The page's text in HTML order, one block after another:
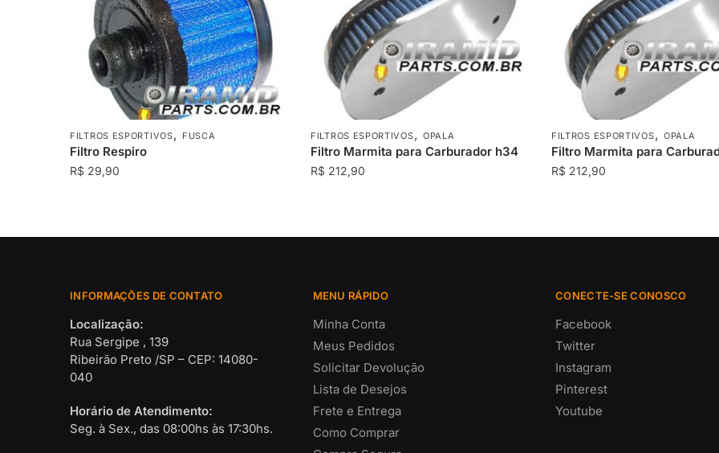
FILTROS ESPORTIVOS, FUSCA
Filtro Respiro
R$ 29,90
FILTROS ESPORTIVOS,OPALA
Filtro Marmita para Carburador h34
R$ 212,90
FILTROS ESPORTIVOS, OPALA
Filtro Marmita para
R$212,90
INFORMAÇÕES DE CONTATO
Localização:
Rua Sergipe , 139
Ribeirão Preto /SP – CEP: 14080-
040
Horário de Atendimento:
Seg. à Sex., das 08:00hs às 17:30hs.
MENU RÁPIDO
Minha Conta
Meus Pedidos
Solicitar Devolução
Lista de Desejos
Frete e Entrega
Como Comprar
CONECTE-SE CONOSCO
Facebook
Twitter
Instagram
Pinterest
Youtube